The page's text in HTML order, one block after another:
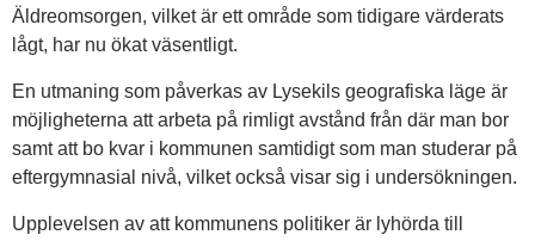
Äldreomsorgen, vilket är ett område som tidigare värderats
lågt, har nu ökat väsentligt.
En utmaning som påverkas av Lysekils geografiska läge är
möjligheterna att arbeta på rimligt avstånd från där man bor
samt att bo kvar i kommunen samtidigt som man studerar på
eftergymnasial nivå, vilket också visar sig i undersökningen.
Upplevelsen av att kommunens politiker är lyhörda till